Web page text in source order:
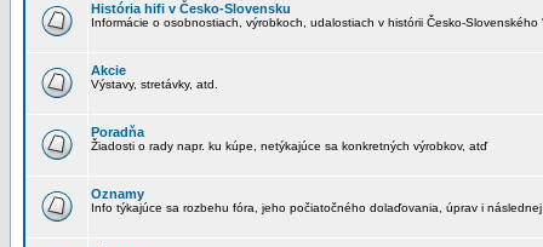
História hifi v Česko-Slovensku
Informácie o osobnostiach, výrobkoch, udalostiach v histórii Česko-Slovenského
Akcie
Výstavy, stretávky, atd.
Poradňa
Žiadosti o rady napr. ku kúpe, netýkajúce sa konkretných výrobkov, atď
Oznamy
Info týkajúce sa rozbehu fóra, jeho počiatočného dolaďovania, úprav i